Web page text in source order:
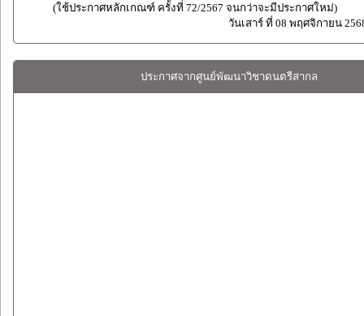
(ใช้ประกาศหลักเกณฑ์ ครั้งที่ 72/2567 จนกว่าจะมีประกาศใหม่)
วันเสาร์ ที่ 08 พฤศจิกายน
ประกาศจากศูนย์พัฒนาวิชาดนตรีสากล